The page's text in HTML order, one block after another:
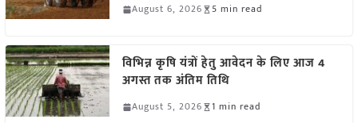
August 6, 2026 5 min read
विभिन्न कृषि यंत्रों हेतु आवेदन के लिए आज 4
अगस्त तक अंतिम तिथि
August 5, 2026 1 min read